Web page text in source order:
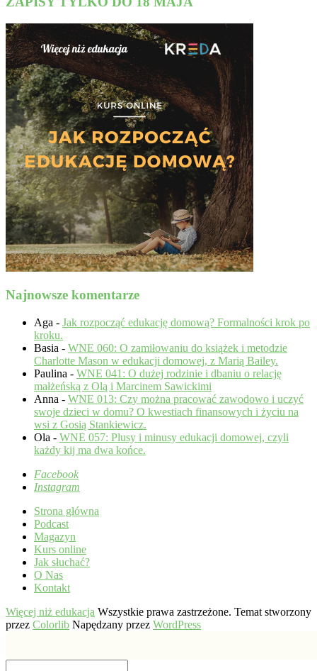
Najnowsze komentarze
Aga - Jak rozpocząć edukację domową? Formalności krok po
kroku.
Basia - WNE 060: O zamiłowaniu do książek i metodzie
Charlotte Mason w edukacji domowej, z Marią Bailey.
Paulina - WNE 041: O dużej rodzinie i dbaniu o relację
małżeńską z Olą i Marcinem Sawickimi
Anna - WNE 013: Czy można pracować zawodowo i uczyć
swoje dzieci w domu? O kwestiach finansowych i życiu na
wsi z Gosią Stankiewicz.
Ola - WNE 057: Plusy i minusy edukacji domowej, czyli
każdy kij ma dwa końce.
Facebook
Instagram
Strona główna
Podcast
Magazyn
Kurs online
Jak słuchać?
O Nas
Kontakt
Więcej niż edukacja Wszystkie prawa zastrzeżone. Temat stworzony
przez Colorlib Napędzany przez WordPress